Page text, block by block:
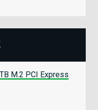
M.2 PCI Express